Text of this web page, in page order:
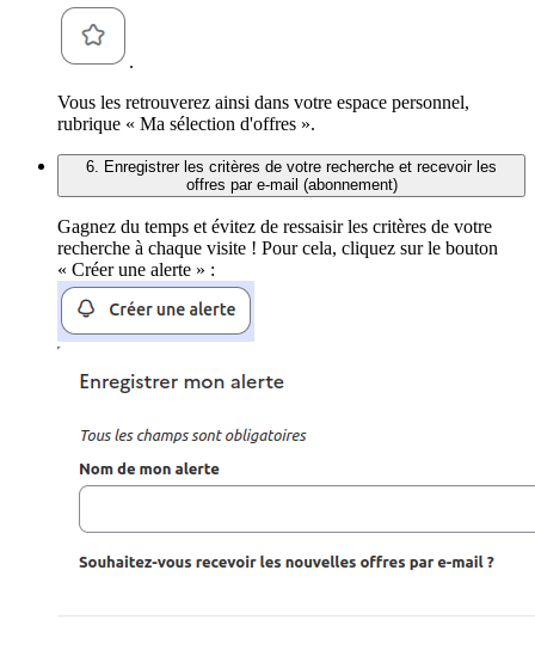
.
Vous les retrouverez ainsi dans votre espace personnel,
rubrique « Ma sélection d'offres ».
6. Enregistrer les critères de votre recherche et recevoir les
offres par e-mail (abonnement)
Gagnez du temps et évitez de ressaisir les critères de votre
recherche à chaque visite ! Pour cela, cliquez sur le bouton
« Créer une alerte » :